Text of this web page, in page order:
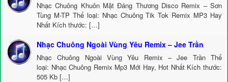
Nhạc Chuông Khuôn Mặt Đáng Thương Disco Remix – Sơn
Tùng M-TP Thể loại: Nhạc Chuông Tik Tok Remix MP3 Hay
Nhất Kích thước: […]
Nhạc Chuông Ngoài Vùng Yêu Remix – Jee Trần
Nhạc Chuông Ngoài Vùng Yêu Remix – Jee Trần Thể
loại: Nhạc Chuông Remix Mp3 Mới Hay, Hot Nhất Kích thước:
505 Kb […]